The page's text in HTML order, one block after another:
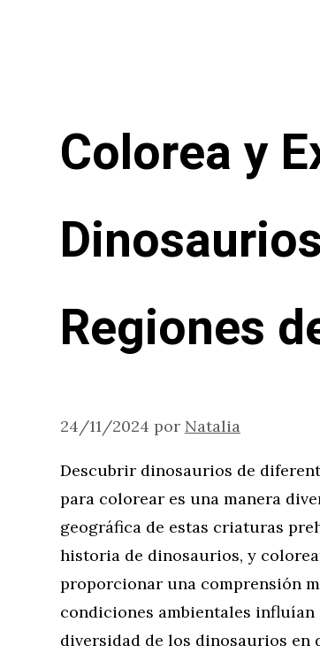
Colorea y
Regiones
24/11/2024 por Natalia
Descubrir dinosaurios de
para colorear es una manera
geográfica de estas criaturas
historia de dinosaurios, y
proporcionar una comprensión
condiciones ambientales
diversidad de los dinosaurios